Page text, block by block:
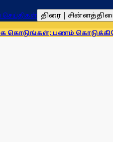
திரை |
கொடுக்கிறோம் என்று